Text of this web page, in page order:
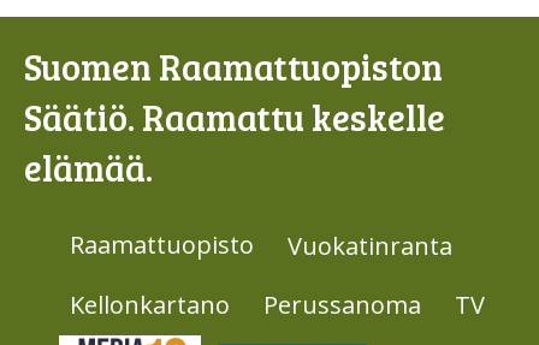
Suomen Raamattuopiston
Säätiö. Raamattu keskelle
elämää.
Raamattuopisto
Vuokatinranta
Kellonkartano
Perussanoma
TV